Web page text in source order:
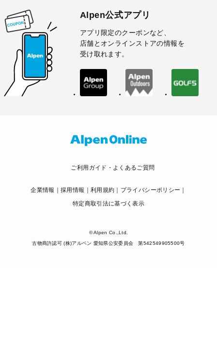
Alpen公式アプリ
アプリ限定のクーポンなど、
店舗とオンラインストアの情報を
受け取れます。
ご利用ガイド・よくあるご質問
企業情報 採用情報 利用規約
プライバシーポリシー
特定商取引法に基づく表示
© Alpen Co.,Ltd.
古物商許認可 (株)アルペン 愛知県公安委員会 第542549905500号